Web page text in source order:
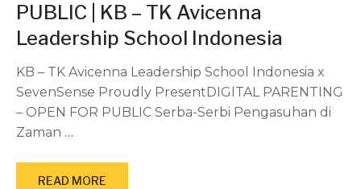
PUBLIC | KB – TK Avicenna
Leadership School Indonesia
KB – TK Avicenna Leadership School Indonesia x
SevenSense Proudly PresentDIGITAL PARENTING
– OPEN FOR PUBLIC Serba-Serbi Pengasuhan di
Zaman …
READ MORE